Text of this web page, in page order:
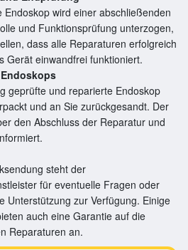
Endoskop wird einer abschließenden
und Funktionsprüfung unterzogen,
dass alle Reparaturen erfolgreich
Gerät einwandfrei funktioniert.
geprüfte und reparierte Endoskop
und an Sie zurückgesandt. Der
den Abschluss der Reparatur und
steht der
für eventuelle Fragen oder
Unterstützung zur Verfügung. Einige
auch eine Garantie auf die
Reparaturen an.